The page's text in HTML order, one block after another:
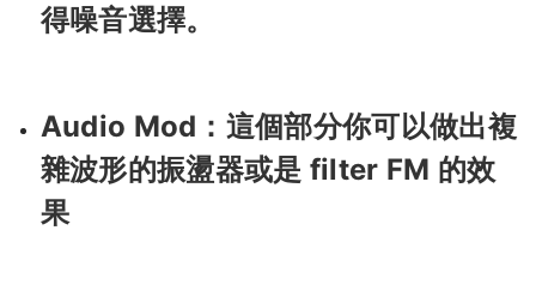
得噪音選擇。
Audio Mod：這個部分你可以做出複
雜波形的振盪器或是 filter FM 的效
果